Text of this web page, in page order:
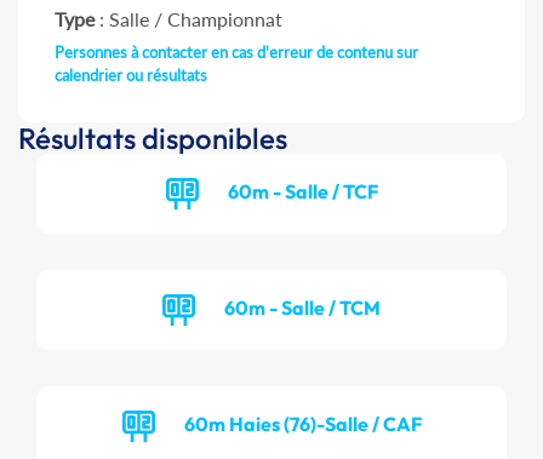
Type: Salle / Championnat
Personnes à contacter en cas d'erreur de contenu sur
calendrier ou résultats
Résultats disponibles
60m - Salle / TCF
60m - Salle / TCM
60m Haies (76)-Salle / CAF